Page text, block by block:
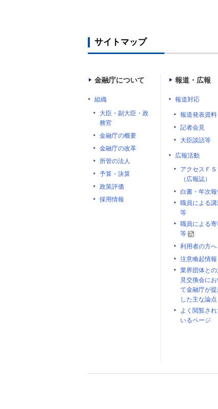
サイトマップ
金融庁について
組織
大臣・副大臣・政
務官
金融庁の概要
金融庁の改革
所管の法人
予算・決算
政策評価
採用情報
報道・広報
報道対応
報道発表資料
記者会見
大臣談話等
広報活動
アクセスＦＳ
（広報誌）
白書・年次
職員による
等
職員による
等
利用者の方へ
注意喚起情報
業界団体と
見交換会に
て金融庁が提
した主な論点
よく閲覧され
いるページ